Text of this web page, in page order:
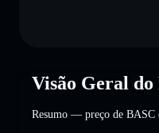
Visão Geral do
Resumo — preço de BASC